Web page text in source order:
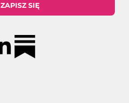
ZAPISZ SIĘ